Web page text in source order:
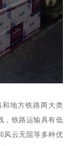
地方铁路两大类
，铁路运输具有低
风云无阻等多种优